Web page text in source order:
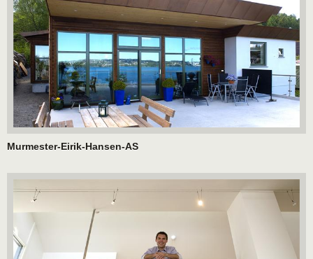
Murmester-Eirik-Hansen-AS